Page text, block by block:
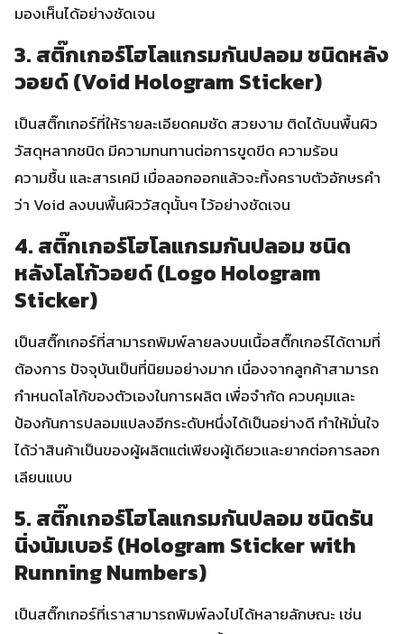
มองเห็นได้อย่างชัดเจน
3. สติ๊กเกอร์โฮโลแกรมกันปลอม ชนิดหลัง
วอยด์ (Void Hologram Sticker)
เป็นสติ๊กเกอร์ที่ให้รายละเอียดคมชัด สวยงาม ติดได้บนพื้นผิว
วัสดุหลากชนิด มีความทนทานต่อการขูดขีด ความร้อน
ความชื้น และสารเคมี เมื่อลอกออกแล้วจะทิ้งคราบตัวอักษรคำ
ว่า Void ลงบนพื้นผิววัสดุนั้นๆ ไว้อย่างชัดเจน
4. สติ๊กเกอร์โฮโลแกรมกันปลอม ชนิด
หลังโลโก้วอยด์ (Logo Hologram
Sticker)
เป็นสติ๊กเกอร์ที่สามารถพิมพ์ลายลงบนเนื้อสติ๊กเกอร์ได้ตามที่
ต้องการ ปัจจุบันเป็นที่นิยมอย่างมาก เนื่องจากลูกค้าสามารถ
กำหนดโลโก้ของตัวเองในการผลิต เพื่อจำกัด ควบคุมและ
ป้องกันการปลอมแปลงอีกระดับหนึ่งได้เป็นอย่างดี ทำให้มั่นใจ
ได้ว่าสินค้าเป็นของผู้ผลิตแต่เพียงผู้เดียวและยากต่อการลอก
เลียนแบบ
5. สติ๊กเกอร์โฮโลแกรมกันปลอม ชนิดรัน
นิ่งนัมเบอร์ (Hologram Sticker with
Running Numbers)
เป็นสติ๊กเกอร์ที่เราสามารถพิมพ์ลงไปได้หลายลักษณะ เช่น